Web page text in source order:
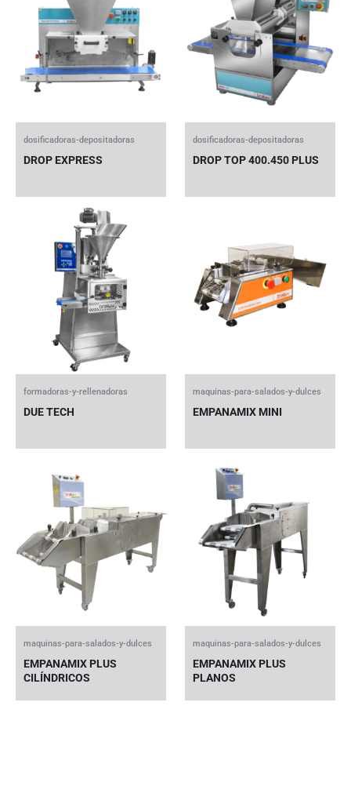
dosificadoras-depositadoras
DROP EXPRESS
dosificadoras-depositadoras
DROP TOP 400.450 PLUS
formadoras-y-rellenadoras
DUE TECH
maquinas-para-salados-y-dulces
EMPANAMIX MINI
maquinas-para-salados-y-dulces
EMPANAMIX PLUS
CILÍNDRICOS
maquinas-para-salados-y-dulces
EMPANAMIX PLUS
PLANOS